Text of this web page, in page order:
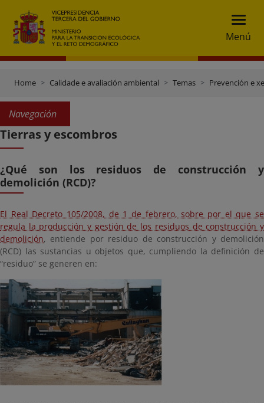
Menú
Home Calidade e avaliación ambiental Temas Prevención e
Navegación
Tierras y escombros
¿Qué son los residuos de construcción y
demolición (RCD)?
El Real Decreto 105/2008, de 1 de febrero, sobre por el que se
regula la producción y gestión de los residuos de construcción y
demolición, entiende por residuo de construcción y demolición
(RCD) las sustancias u objetos que, cumpliendo la definición de
“residuo” se generen en: